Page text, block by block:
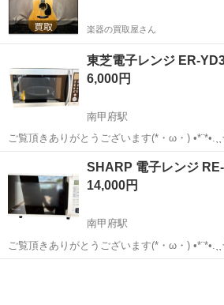
楽器の買取屋さん
東芝電子レンジ ER-
6,000円
南甲府駅
ご覧頂きありがとうございます(*・ω・) •*¨*•.¸¸☆*・゜•*¨*•.¸¸☆*・゜
•*¨*•.¸¸☆*・* 【商品名】 東芝電子レンジ ER-YD3 (S) 【商品状態】 ・
中古 (商品お写真にてご確認下さい...
南甲府駅
SHARP 電子レンジ
14,000円
南甲府駅
ご覧頂きありがとうございます(*・ω・) •*¨*•.¸¸☆*・゜•*¨*•.¸¸☆*・゜
•*¨*•.¸¸☆*・* 【商品名】 SHARP 電子レンジ RE-F163-W 【商品状態】